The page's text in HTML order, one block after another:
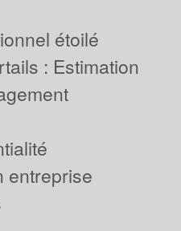
étoilé
: Estimation
entreprise